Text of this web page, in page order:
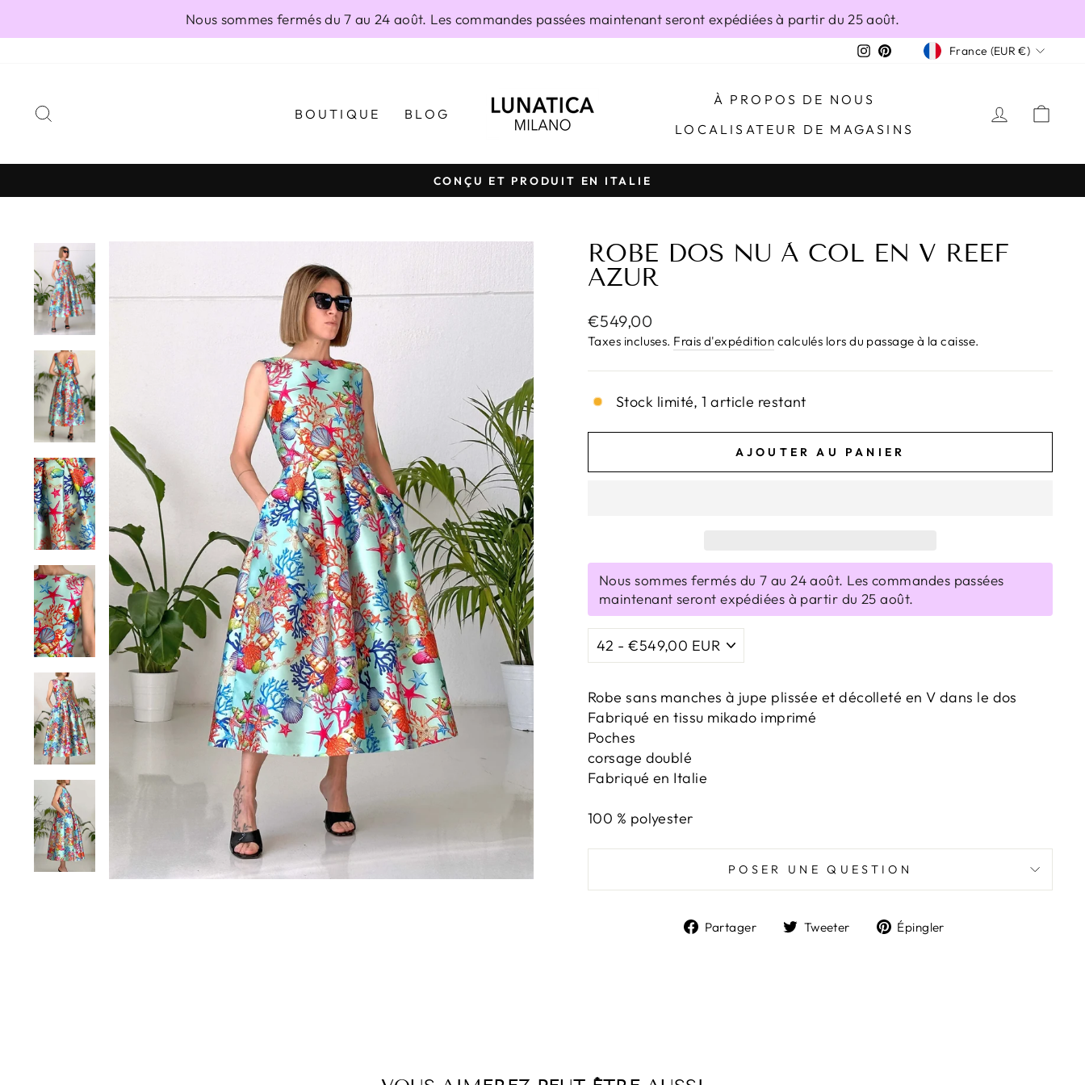
Nous sommes fermés du 7 au 24 août. Les commandes passées maintenant seront expédiées à partir du 25 août.
Instagram
PinterestDEVISE
France (EUR €)
BOUTIQUE BLOG
À PROPOS DE NOUS
LOCALISATEUR DE MAGASINS
SE
Diaporama
CONÇU ET PRODUIT EN ITALIE
ROBE DOS NU À COL EN V REEF
AZUR
Prix
régulier
€549,00
Taxes incluses. Frais d'expédition calculés lors du passage à la caisse.
Stock limité, 1 article restant
AJOUTER AU PANIER
Nous sommes fermés du 7 au 24 août. Les commandes passées
maintenant seront expédiées à partir du 25 août.
Robe sans manches à jupe plissée et décolleté en V dans le dos
Fabriqué en tissu mikado imprimé
Poches
corsage doublé
Fabriqué en Italie
100 % polyester
POSER UNE QUESTION
Partager
Partager
Tweeter
TweeterÉpingler